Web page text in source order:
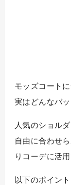
モッズコート
実はどんなバ
人気のショル
自由に合わせ
りコーデに活
以下のポイン